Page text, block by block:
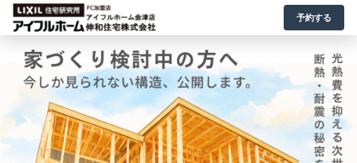
予約する